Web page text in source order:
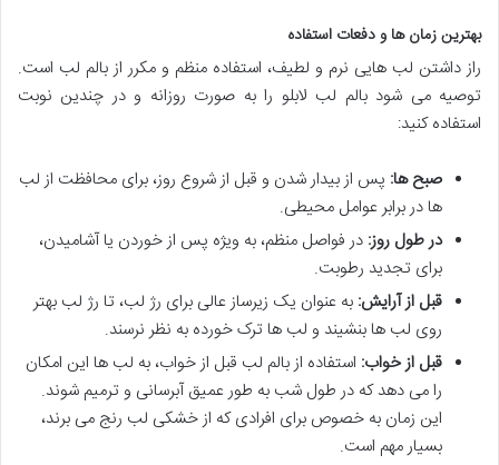
بهترین زمان ها و دفعات استفاده
راز داشتن لب هایی نرم و لطیف، استفاده منظم و مکرر از بالم لب است.
توصیه می شود بالم لب لابلو را به صورت روزانه و در چندین نوبت
استفاده کنید:
صبح ها: پس از بیدار شدن و قبل از شروع روز، برای محافظت از لب
ها در برابر عوامل محیطی.
در طول روز: در فواصل منظم، به ویژه پس از خوردن یا آشامیدن،
برای تجدید رطوبت.
قبل از آرایش: به عنوان یک زیرساز عالی برای رژ لب، تا رژ لب بهتر
روی لب ها بنشیند و لب ها ترک خورده به نظر نرسند.
قبل از خواب: استفاده از بالم لب قبل از خواب، به لب ها این امکان
را می دهد که در طول شب به طور عمیق آبرسانی و ترمیم شوند.
این زمان به خصوص برای افرادی که از خشکی لب رنج می برند،
بسیار مهم است.